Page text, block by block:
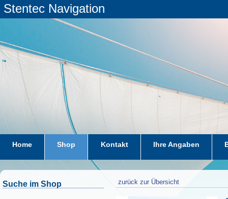
Stentec Navigation
Home Shop Kontakt Ihre Angaben
Suche im Shop zurück zur Übersicht